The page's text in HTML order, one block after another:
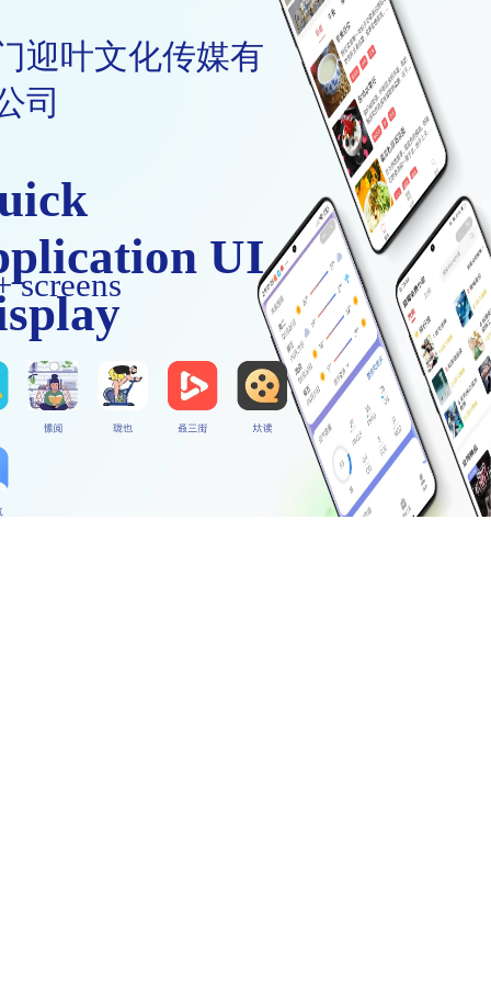
迎叶文化传媒有
司
UI
screens